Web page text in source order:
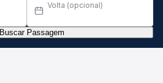
Volta (opcional)
Buscar Passagem